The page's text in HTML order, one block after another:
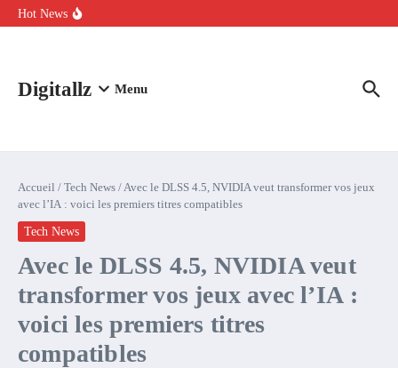
Aller au contenu
Hot News
Comment l’IA simplifie la data de caisse pour la transformer en
Digitallz Menu
Accueil / Tech News /Avec le DLSS 4.5, NVIDIA veut transformer vos jeux
avec l’IA : voici les premiers titres compatibles
Tech News
Avec le DLSS 4.5, NVIDIA veut
transformer vos jeux avec l’IA :
voici les premiers titres
compatibles